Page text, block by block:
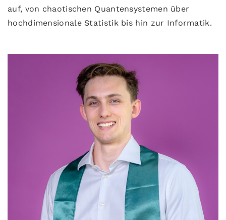
auf, von chaotischen Quantensystemen über
hochdimensionale Statistik bis hin zur Informatik.